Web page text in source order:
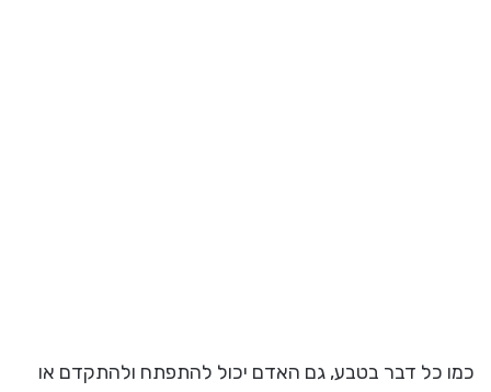
כמו כל דבר בטבע, גם האדם יכול להתפתח ולהתקדם או